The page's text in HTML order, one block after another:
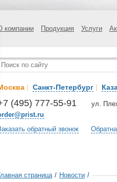
компании Продукция Услуги
| Санкт-Петербург |
(495) 777-55-91 ул.
обратный звонок
страница / Новости /